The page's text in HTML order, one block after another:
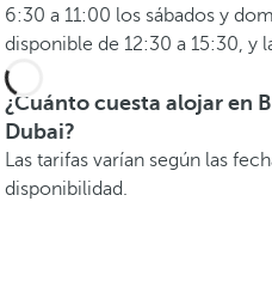
6:30 a 11:00 los sábados y
disponible de 12:30 a 15:30, y
¿Cuánto cuesta alojar en
Dubai?
Las tarifas varían según las
disponibilidad.